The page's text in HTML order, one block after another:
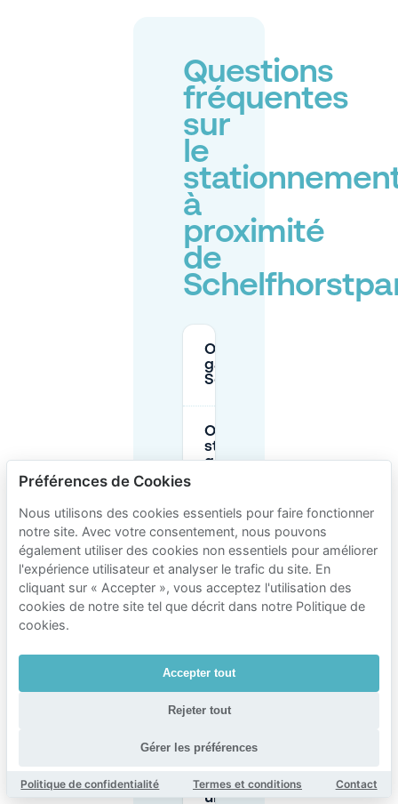
Questions
fréquentes
sur
le
à
proximité
de
Où puis-je me
garer près de
Schelfhorstpark?
Où y a-t-il un
stationnement
gratuit à
Ai-je besoin d’un
disque de
stationnement
(parkeerschijf)
près de
Schelfhorstpark?
Un garage est-il
meilleur que le
une visite à
Puis-je réserver
une place de
Préférences de Cookies
Nous utilisons des cookies essentiels pour faire fonctionner
notre site. Avec votre consentement, nous pouvons
également utiliser des cookies non essentiels pour améliorer
l'expérience utilisateur et analyser le trafic du site. En
cliquant sur « Accepter », vous acceptez l'utilisation des
cookies de notre site tel que décrit dans notre Politique de
cookies.
Accepter tout
Rejeter tout
Gérer les préférences
Politique de confidentialité Termes et conditions Contact